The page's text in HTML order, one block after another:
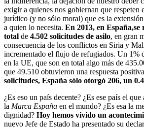
exigir a quienes nos gobiernan que respeten
jurídico (y no sólo moral) que es la
a quien lo necesita. En 2013, en España,se
total de 4.502 solicitudes de asilo, en gran
consecuencia de los conflictos en Siria y
incrementado el flujo de refugiados. Un 1%
en la UE, que son en total algo más de
que 49.510 obtuvieron una respuesta
solicitudes, España sólo otorgó 206, un
¿Es eso un país decente? ¿Es ese país el
la Marca España en el mundo? ¿Es esa la
dignidad? Hoy hemos vivido un
nuevo Jefe de Estado ha presentado su